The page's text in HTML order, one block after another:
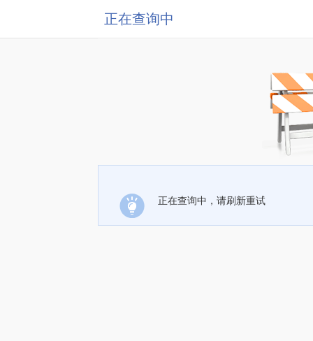
正在查询中
正在查询中，请刷新重试